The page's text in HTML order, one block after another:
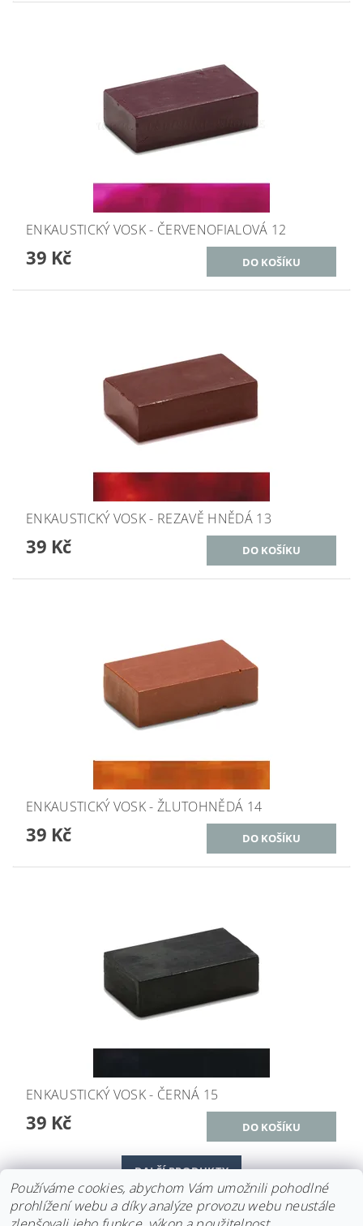
ENKAUSTICKÝ VOSK - ČERVENOFIALOVÁ 12
39 Kč
ENKAUSTICKÝ VOSK - REZAVĚ HNĚDÁ 13
39 Kč
ENKAUSTICKÝ VOSK - ŽLUTOHNĚDÁ 14
39 Kč
ENKAUSTICKÝ VOSK - ČERNÁ 15
39 Kč
DALŠÍ PRODUKTY
1 2 3 4
Používáme cookies, abychom Vám umožnili pohodlné
prohlížení webu a díky analýze provozu webu neustále